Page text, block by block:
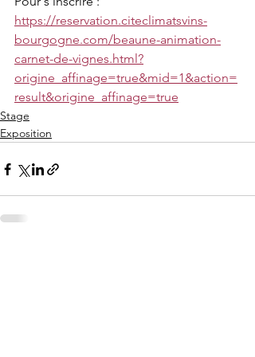
https://reservation.citeclimatsvins-
bourgogne.com/beaune-animation-
carnet-de-vignes.html?
origine_affinage=true&mid=1&action=
result&origine_affinage=true
Stage
Exposition